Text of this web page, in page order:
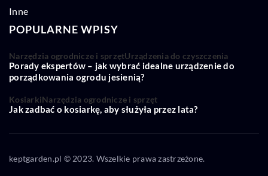
Inne
POPULARNE WPISY
Narzędzia ogrodnicze i sprzętUrządzenia do czyszczenia
Porady ekspertów – jak wybrać idealne urządzenie do
porządkowania ogrodu jesienią?
KosiarkiNarzędzia ogrodnicze i sprzęt
Jak zadbać o kosiarkę, aby służyła przez lata?
keptgarden.pl © 2023. Wszelkie prawa zastrzeżone.